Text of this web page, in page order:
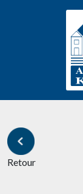
Retour